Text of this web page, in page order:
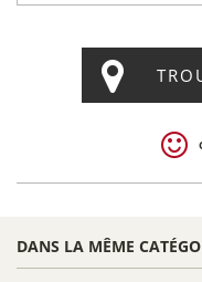
DANS LA MÊME